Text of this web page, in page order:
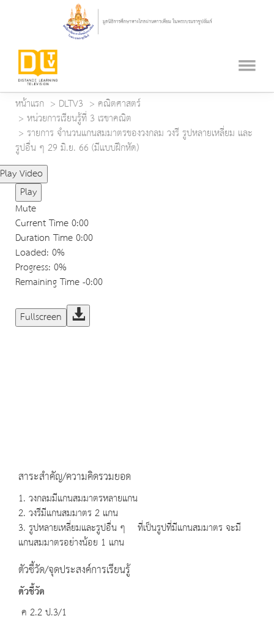
หน้าแรก DLTV3
คณิตศาสตร์
หน่วยการเรียนรู้ที่ 3 เรขาคณิต
รายการ จำนวนแกนสมมาตรของวงกลม วงรี รูปหลายเหลี่ยม และ
รูปอื่น ๆ 29 มิ.ย. 66 (มีแบบฝึกหัด)
Play Video
Play
Mute
Current Time0:00
Duration Time0:00
Loaded: 0%
Progress: 0%
Remaining Time-0:00
Fullscreen
สาระสำคัญ/ความคิดรวมยอด
1. วงกลมมีแกนสมมาตรหลายแกน
2. วงรีมีแกนสมมาตร 2 แกน
3. รูปหลายเหลี่ยมและรูปอื่น ๆ ที่เป็นรูปที่มีแกนสมมาตร จะมี
แกนสมมาตรอย่างน้อย 1 แกน
ตัวชี้วัด/จุดประสงค์การเรียนรู้
ตัวชี้วัด
ค 2.2 ป.3/1